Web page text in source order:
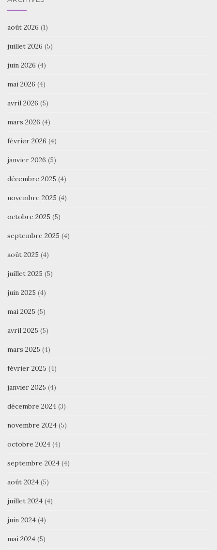
août 2026 (1)
juillet 2026 (5)
juin 2026 (4)
mai 2026 (4)
avril 2026 (5)
mars 2026 (4)
février 2026 (4)
janvier 2026 (5)
décembre 2025 (4)
novembre 2025 (4)
octobre 2025 (5)
septembre 2025 (4)
août 2025 (4)
juillet 2025 (5)
juin 2025 (4)
mai 2025 (5)
avril 2025 (5)
mars 2025 (4)
février 2025 (4)
janvier 2025 (4)
décembre 2024 (3)
novembre 2024 (5)
octobre 2024 (4)
septembre 2024 (4)
août 2024 (5)
juillet 2024 (4)
juin 2024 (4)
mai 2024 (5)